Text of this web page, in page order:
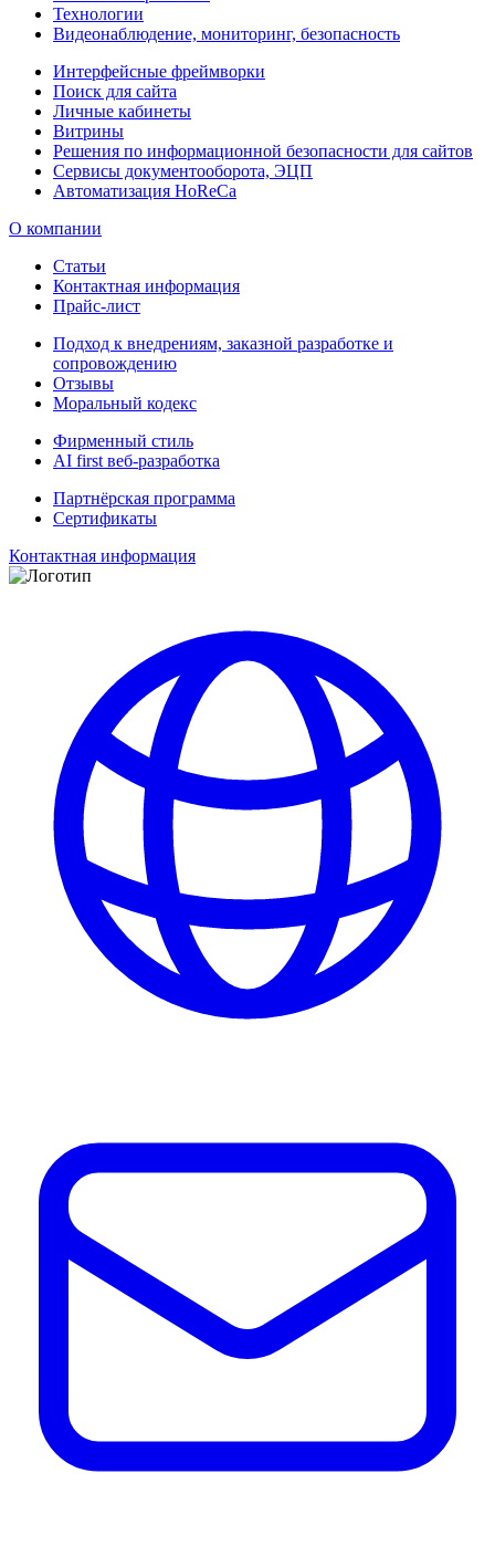
Технологии
Видеонаблюдение, мониторинг, безопасность
Интерфейсные фреймворки
Поиск для сайта
Личные кабинеты
Витрины
Решения по информационной безопасности для сайтов
Сервисы документооборота, ЭЦП
Автоматизация HoReCa
О компании
Статьи
Контактная информация
Прайс-лист
Подход к внедрениям, заказной разработке и
сопровождению
Отзывы
Моральный кодекс
Фирменный стиль
AI first веб-разработка
Партнёрская программа
Сертификаты
Контактная информация